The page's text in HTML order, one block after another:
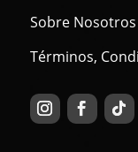
Sobre Nosotros
Términos,